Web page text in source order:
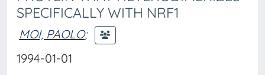
SPECIFICALLY WITH NRF1
MOI, PAOLO;
1994-01-01